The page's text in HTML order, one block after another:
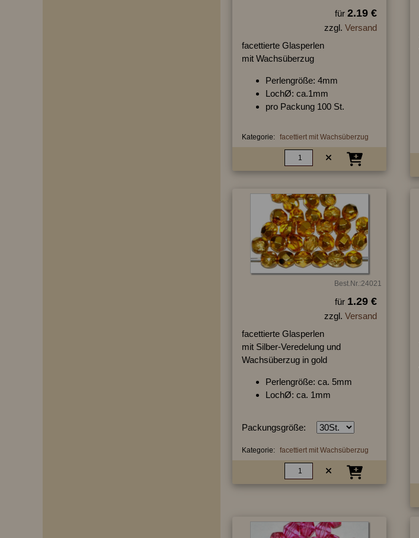
für 2.19 €
zzgl. Versand
facettierte Glasperlen
mit Wachsüberzug
Perlengröße: 4mm
LochØ: ca.1mm
pro Packung 100 St.
Kategorie: facettiert mit Wachsüberzug
Best.Nr.:24021
für 1.29 €
zzgl. Versand
facettierte Glasperlen
mit Silber-Veredelung und
Wachsüberzug in gold
Perlengröße: ca. 5mm
LochØ: ca. 1mm
Packungsgröße:
Kategorie: facettiert mit Wachsüberzug